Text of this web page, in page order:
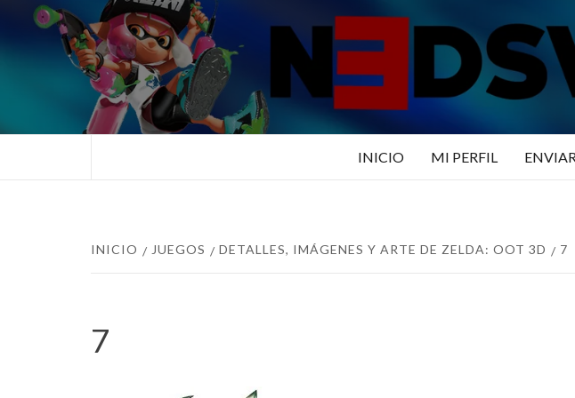
Saltar
TUS ESPECIALISTAS EN NINTENDO
INICIO MI PERFIL
INICIO JUEGOS DETALLES, IMÁGENES Y ARTE DE ZELDA: OOT 3D 7
7